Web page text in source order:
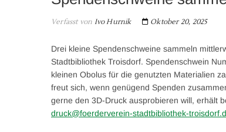
Verfasst von Ivo Hurnik Oktober 20, 2025
Drei kleine Spendenschweine sammeln
Stadtbibliothek Troisdorf. Spendenschwein
kleinen Obolus für die genutzten Materialien
freut sich, wenn genügend Spenden
gerne den 3D-Druck ausprobieren will, erhält
druck@foerderverein-stadtbibliothek-